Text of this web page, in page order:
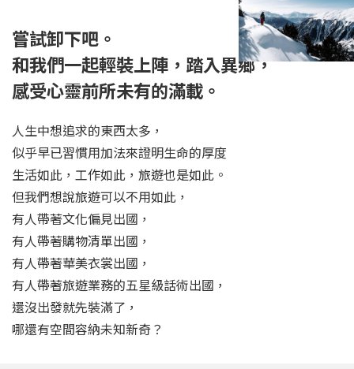
嘗試卸下吧。
和我們一起輕裝上陣， 踏入異鄉，
感受心靈前所未有的滿載。
人生中想追求的東西太多，
似乎早已習慣用加法來證明生命的厚度
生活如此，工作如此，旅遊也是如此。
但我們想說旅遊可以不用如此，
有人帶著文化偏見出國，
有人帶著購物清單出國，
有人帶著華美衣裳出國，
有人帶著旅遊業務的五星級話術出國，
還沒出發就先裝滿了，
哪還有空間容納未知新奇？